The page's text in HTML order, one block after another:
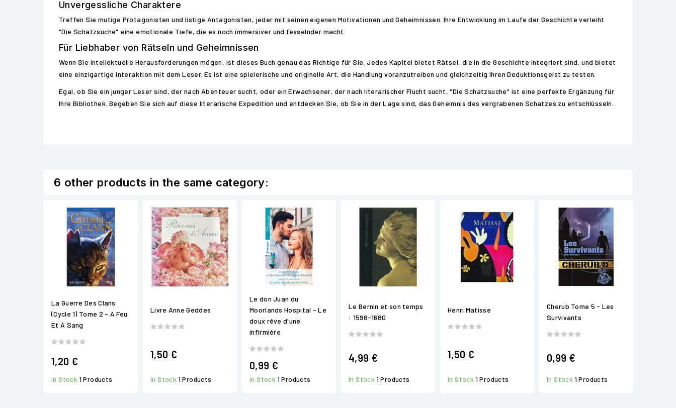
Unvergessliche Charaktere
Treffen Sie mutige Protagonisten und listige Antagonisten, jeder mit seinen eigenen Motivationen und Geheimnissen. Ihre Entwicklung im Laufe der Geschichte verleiht
"Die Schatzsuche" eine emotionale Tiefe, die es noch immersiver und fesselnder macht.
Für Liebhaber von Rätseln und Geheimnissen
Wenn Sie intellektuelle Herausforderungen mögen, ist dieses Buch genau das Richtige für Sie. Jedes Kapitel bietet Rätsel, die in die Geschichte integriert sind, und bietet
eine einzigartige Interaktion mit dem Leser. Es ist eine spielerische und originelle Art, die Handlung voranzutreiben und gleichzeitig Ihren Deduktionsgeist zu testen.
Egal, ob Sie ein junger Leser sind, der nach Abenteuer sucht, oder ein Erwachsener, der nach literarischer Flucht sucht, "Die Schatzsuche" ist eine perfekte Ergänzung für
Ihre Bibliothek. Begeben Sie sich auf diese literarische Expedition und entdecken Sie, ob Sie in der Lage sind, das Geheimnis des vergrabenen Schatzes zu entschlüsseln.
6 other products in the same category:
La Guerre Des Clans
(Cycle 1) Tome 2 - A Feu
Et À Sang
1,20 €
In Stock 1 Products
Livre Anne Geddes
1,50 €
In Stock 1 Products
Le don Juan du
Moorlands Hospital - Le
doux rêve d'une
infirmière
0,99 €
In Stock 1 Products
Le Bernin et son temps
: 1598-1680
4,99 €
In Stock 1 Products
Henri Matisse
1,50 €
In Stock 1 Products
Cherub Tome 5 - Les
Survivants
0,99 €
In Stock 1 Products